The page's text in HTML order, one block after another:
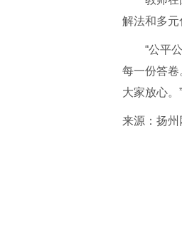
解法和多元
“公平
每一份答
大家放心。
来源： 扬州